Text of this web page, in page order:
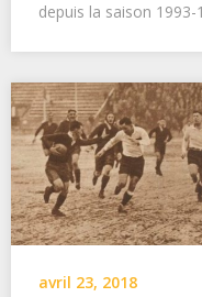
depuis la saison 1993-
avril 23, 2018